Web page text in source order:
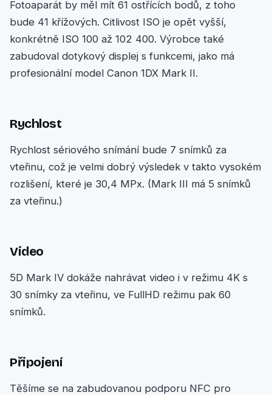
Fotoaparát by měl mít 61 ostřících bodů, z toho
bude 41 křížových. Citlivost ISO je opět vyšší,
konkrétně ISO 100 až 102 400. Výrobce také
zabudoval dotykový displej s funkcemi, jako má
profesionální model Canon 1DX Mark II.
Rychlost
Rychlost sériového snímání bude 7 snímků za
vteřinu, což je velmi dobrý výsledek v takto vysokém
rozlišení, které je 30,4 MPx. (Mark III má 5 snímků
za vteřinu.)
Video
5D Mark IV dokáže nahrávat video i v režimu 4K s
30 snímky za vteřinu, ve FullHD režimu pak 60
snímků.
Připojení
Těšíme se na zabudovanou podporu NFC pro